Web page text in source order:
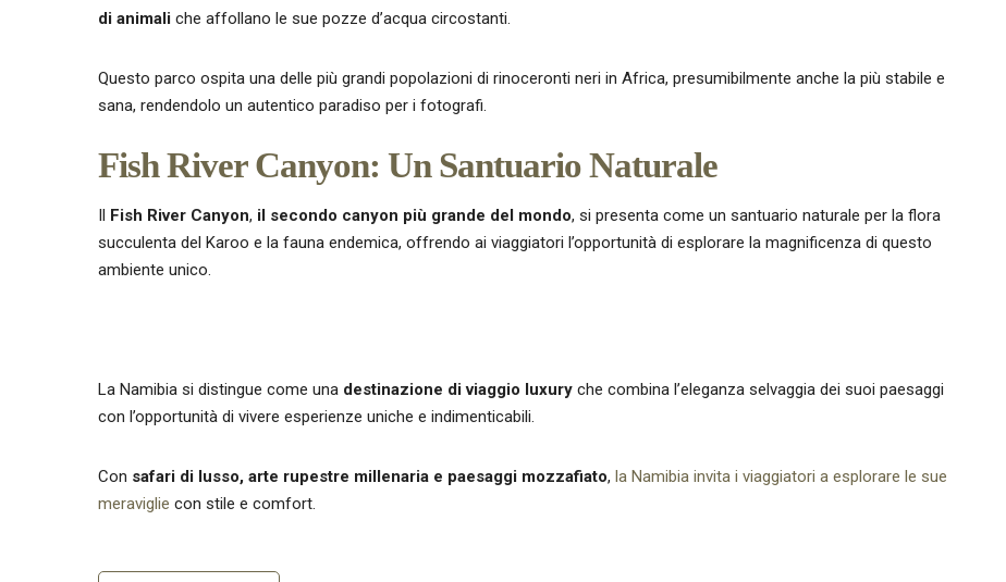
di animali che affollano le sue pozze d’acqua circostanti.
Questo parco ospita una delle più grandi popolazioni di rinoceronti neri in Africa, presumibilmente anche la più stabile e
sana, rendendolo un autentico paradiso per i fotografi.
Fish River Canyon: Un Santuario Naturale
Il Fish River Canyon, il secondo canyon più grande del mondo, si presenta come un santuario naturale per la flora
succulenta del Karoo e la fauna endemica, offrendo ai viaggiatori l’opportunità di esplorare la magnificenza di questo
ambiente unico.
La Namibia si distingue come una destinazione di viaggio luxury che combina l’eleganza selvaggia dei suoi paesaggi
con l’opportunità di vivere esperienze uniche e indimenticabili.
Con safari di lusso, arte rupestre millenaria e paesaggi mozzafiato, la Namibia invita i viaggiatori a esplorare le sue
meraviglie con stile e comfort.